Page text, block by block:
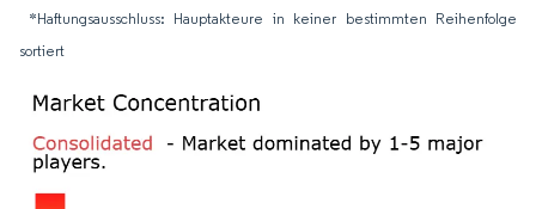
*Haftungsausschluss: Hauptakteure in keiner bestimmten Reihenfolge
sortiert